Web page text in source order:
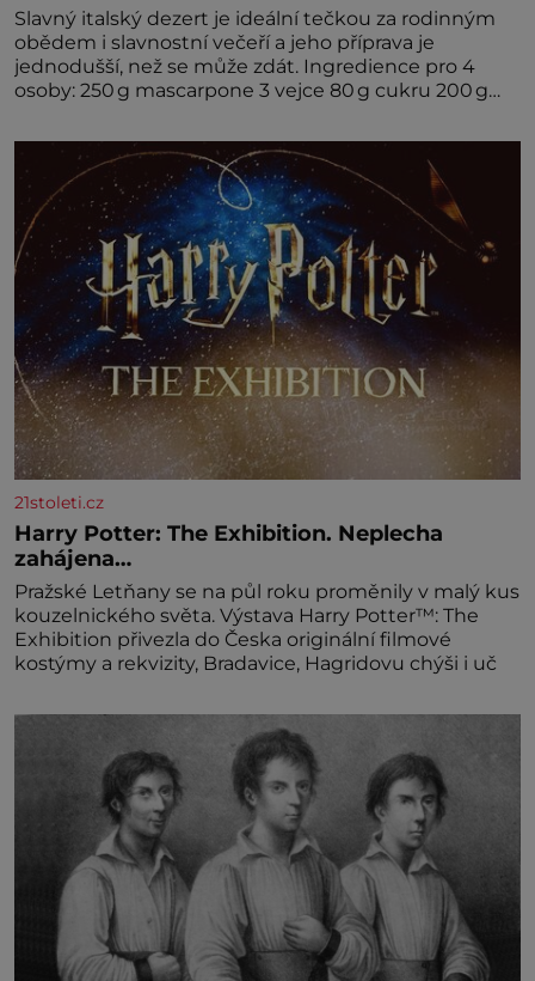
Slavný italský dezert je ideální tečkou za rodinným
obědem i slavnostní večeří a jeho příprava je
jednodušší, než se může zdát. Ingredience pro 4
osoby: 250 g mascarpone 3 vejce 80 g cukru 200 g
amaretta kakao na posypání Postup: Oddělte
žloutky od bílků. Žloutky vyšlehejte s cukrem do
světlé pěny a postupně do nich vmíchejte
mascarpone, aby vznikl hladký
21stoleti.cz
Harry Potter: The Exhibition. Neplecha
zahájena…
Pražské Letňany se na půl roku proměnily v malý kus
kouzelnického světa. Výstava Harry Potter™: The
Exhibition přivezla do Česka originální filmové
kostýmy a rekvizity, Bradavice, Hagridovu chýši i uč